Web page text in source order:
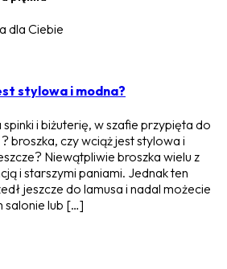
dla Ciebie
stylowa i modna?
i biżuterię, w szafie przypięta do
broszka, czy wciąż jest stylowa i
Niewątpliwie broszka wielu z
i starszymi paniami. Jednak ten
jeszcze do lamusa i nadal możecie
salonie lub […]